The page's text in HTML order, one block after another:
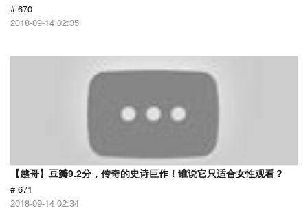
# 670
2018-09-14 02:35
【越哥】豆瓣9.2分，传奇的史诗巨作！谁说它只适合女性观看？
# 671
2018-09-14 02:34